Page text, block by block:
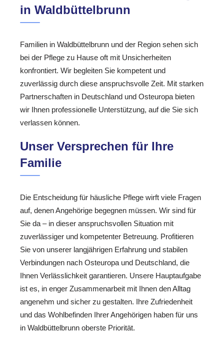
in Waldbüttelbrunn
Familien in Waldbüttelbrunn und der Region sehen sich
bei der Pflege zu Hause oft mit Unsicherheiten
konfrontiert. Wir begleiten Sie kompetent und
zuverlässig durch diese anspruchsvolle Zeit. Mit starken
Partnerschaften in Deutschland und Osteuropa bieten
wir Ihnen professionelle Unterstützung, auf die Sie sich
verlassen können.
Unser Versprechen für Ihre
Familie
Die Entscheidung für häusliche Pflege wirft viele Fragen
auf, denen Angehörige begegnen müssen. Wir sind für
Sie da – in dieser anspruchsvollen Situation mit
zuverlässiger und kompetenter Betreuung. Profitieren
Sie von unserer langjährigen Erfahrung und stabilen
Verbindungen nach Osteuropa und Deutschland, die
Ihnen Verlässlichkeit garantieren. Unsere Hauptaufgabe
ist es, in enger Zusammenarbeit mit Ihnen den Alltag
angenehm und sicher zu gestalten. Ihre Zufriedenheit
und das Wohlbefinden Ihrer Angehörigen haben für uns
in Waldbüttelbrunn oberste Priorität.